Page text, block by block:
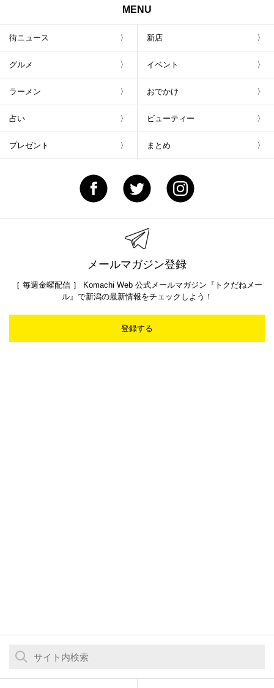
MENU
街ニュース 新店
グルメ イベント
ラーメン おでかけ
占い ビューティー
プレゼント まとめ
メールマガジン登録
［ 毎週金曜配信 ］ Komachi Web 公式メールマガジン『トクだねメー
ル』で新潟の最新情報をチェックしよう！
登録する